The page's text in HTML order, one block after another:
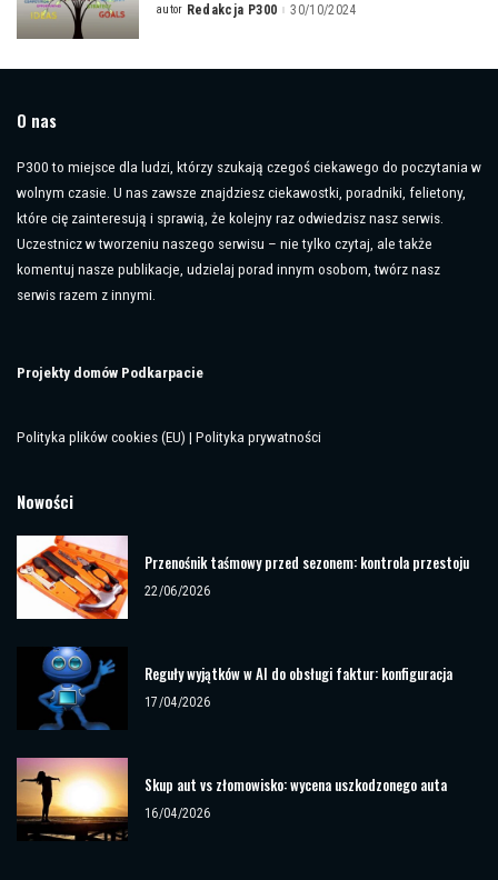
Posted
autor Redakcja P300 30/10/2024
O nas
P300 to miejsce dla ludzi, którzy szukają czegoś ciekawego do poczytania w
wolnym czasie. U nas zawsze znajdziesz ciekawostki, poradniki, felietony,
które cię zainteresują i sprawią, że kolejny raz odwiedzisz nasz serwis.
Uczestnicz w tworzeniu naszego serwisu – nie tylko czytaj, ale także
komentuj nasze publikacje, udzielaj porad innym osobom, twórz nasz
serwis razem z innymi.
Projekty domów Podkarpacie
Polityka plików cookies (EU) | Polityka prywatności
Nowości
Przenośnik taśmowy przed sezonem: kontrola przestoju
22/06/2026
Reguły wyjątków w AI do obsługi faktur: konfiguracja
17/04/2026
Skup aut vs złomowisko: wycena uszkodzonego auta
16/04/2026